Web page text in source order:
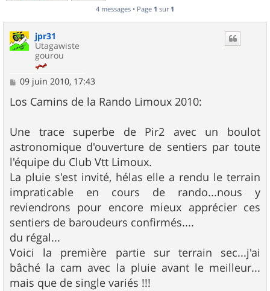
4 messages • Page 1 sur 1
jpr31
Utagawiste
gourou
M
s
s
g
e
09 juin 2010, 17:43
Los Camins de la Rando Limoux 2010:
Une trace superbe de Pir2 avec un boulot
astronomique d'ouverture de sentiers par toute
l'équipe du Club Vtt Limoux.
La pluie s'est invité, hélas elle a rendu le terrain
impraticable en cours de rando...nous y
reviendrons pour encore mieux apprécier ces
sentiers de baroudeurs confirmés....
du régal...
Voici la première partie sur terrain sec...j'ai
bâché la cam avec la pluie avant le meilleur...
mais que de single variés !!!